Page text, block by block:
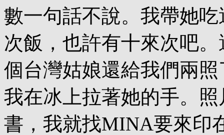
數一句話不說。我帶她吃
次飯，也許有十來次吧
個台灣姑娘還給我們兩
我在冰上拉著她的手。
書，我就找MINA要來印